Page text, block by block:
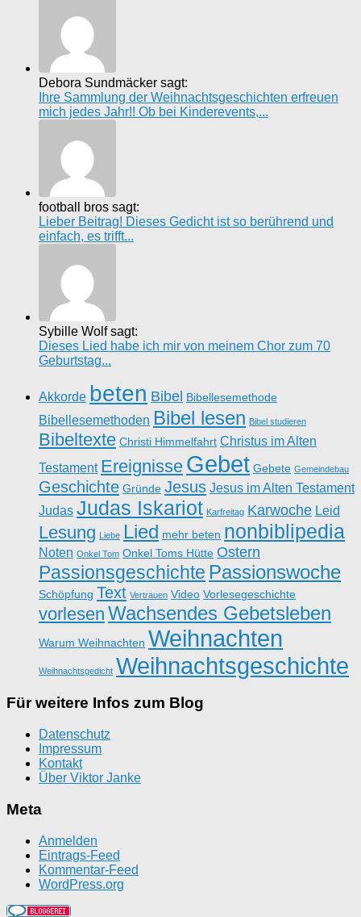
Debora Sundmäcker sagt:
Ihre Sammlung der Weihnachtsgeschichten erfreuen
mich jedes Jahr!! Ob bei Kinderevents,...
football bros sagt:
Lieber Beitrag! Dieses Gedicht ist so berührend und
einfach, es trifft...
Sybille Wolf sagt:
Dieses Lied habe ich mir von meinem Chor zum 70
Geburtstag...
Akkorde beten Bibel Bibellesemethode
Bibellesemethoden Bibel lesen Bibel studieren
Bibeltexte Christi Himmelfahrt Christus im Alten
Testament Ereignisse Gebet Gebete Gemeindebau
Geschichte Gründe Jesus Jesus im Alten Testament
Judas Judas Iskariot Karfreitag Karwoche Leid
Lesung Liebe Lied mehr beten nonbiblipedia
Noten Onkel Tom Onkel Toms Hütte Ostern
Passionsgeschichte Passionswoche
Schöpfung Text Vertrauen Video Vorlesegeschichte
vorlesen Wachsendes Gebetsleben
Warum Weihnachten Weihnachten
Weihnachtsgedicht Weihnachtsgeschichte
Für weitere Infos zum Blog
Datenschutz
Impressum
Kontakt
Über Viktor Janke
Meta
Anmelden
Eintrags-Feed
Kommentar-Feed
WordPress.org